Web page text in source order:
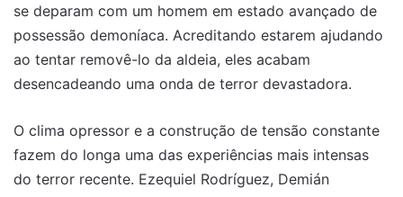
se deparam com um homem em estado avançado de
possessão demoníaca. Acreditando estarem ajudando
ao tentar removê-lo da aldeia, eles acabam
desencadeando uma onda de terror devastadora.
O clima opressor e a construção de tensão constante
fazem do longa uma das experiências mais intensas
do terror recente. Ezequiel Rodríguez, Demián